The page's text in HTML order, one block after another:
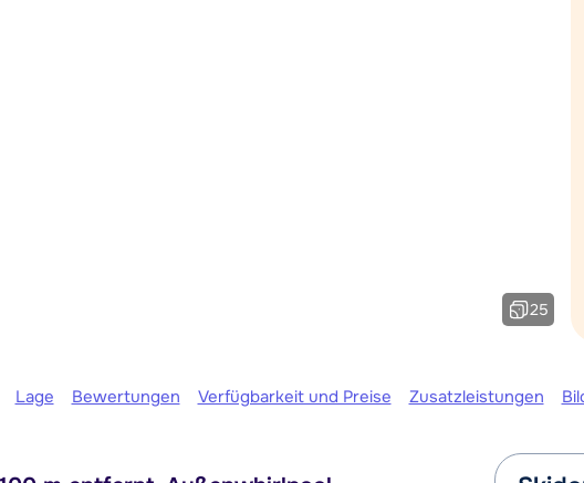
25
Lage Bewertungen Verfügbarkeit und Preise Zusatzleistungen